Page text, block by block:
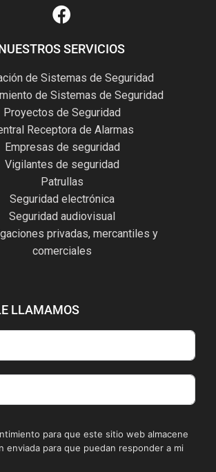
SERVICIOS
de Sistemas de Seguridad
de Sistemas de Seguridad
Proyectos de Seguridad
Receptora de Alarmas
Empresas de seguridad
Vigilantes de seguridad
Patrullas
Seguridad electrónica
Seguridad audiovisual
privadas, mercantiles y
comerciales
LLAMAMOS
para que este sitio web almacene
enviada para que puedan responder a mi